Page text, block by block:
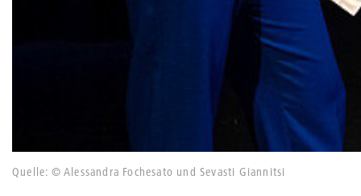
Quelle: © Alessandra Fochesato und Sevasti Giannitsi